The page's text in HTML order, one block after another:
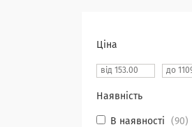
Ціна
Наявність
В наявності 90